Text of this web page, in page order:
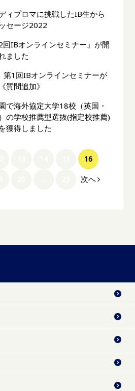
ィプロマに挑戦したIB生から
セージ2022
2回IBオンラインセミナー』が開
ました
第1回IBオンラインセミナーが
質問追加》
で海外協定大学18校（英国・
の学校推薦型選抜(指定校推薦)
獲得しました
16
次へ